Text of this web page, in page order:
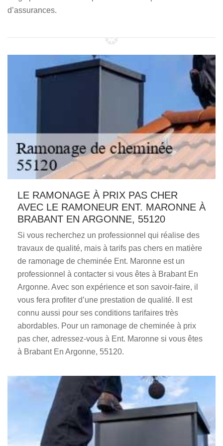
d’assurances.
LE RAMONAGE À PRIX PAS CHER
AVEC LE RAMONEUR ENT. MARONNE À
BRABANT EN ARGONNE, 55120
Si vous recherchez un professionnel qui réalise des
travaux de qualité, mais à tarifs pas chers en matière
de ramonage de cheminée Ent. Maronne est un
professionnel à contacter si vous êtes à Brabant En
Argonne. Avec son expérience et son savoir-faire, il
vous fera profiter d’une prestation de qualité. Il est
connu aussi pour ses conditions tarifaires très
abordables. Pour un ramonage de cheminée à prix
pas cher, adressez-vous à Ent. Maronne si vous êtes
à Brabant En Argonne, 55120.